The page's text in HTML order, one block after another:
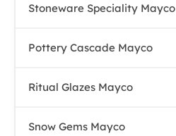
Stoneware Speciality Mayco
Pottery Cascade Mayco
Ritual Glazes Mayco
Snow Gems Mayco